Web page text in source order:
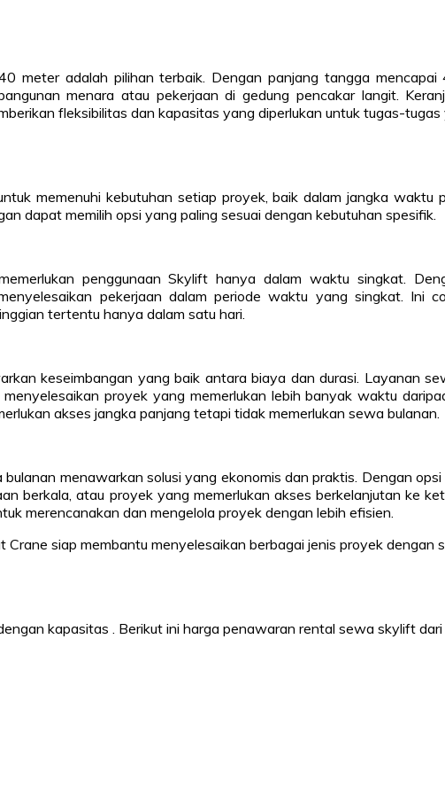
meter adalah pilihan terbaik. Dengan panjang tangga
menara atau pekerjaan di gedung pencakar langit.
fleksibilitas dan kapasitas yang diperlukan untuk tugas-
memenuhi kebutuhan setiap proyek, baik dalam jangka waktu
dapat memilih opsi yang paling sesuai dengan kebutuhan spesifik.
penggunaan Skylift hanya dalam waktu singkat.
pekerjaan dalam periode waktu yang singkat. Ini
tertentu hanya dalam satu hari.
keseimbangan yang baik antara biaya dan durasi. Layanan
proyek yang memerlukan lebih banyak waktu
akses jangka panjang tetapi tidak memerlukan sewa bulanan.
menawarkan solusi yang ekonomis dan praktis. Dengan
berkala, atau proyek yang memerlukan akses berkelanjutan ke
merencanakan dan mengelola proyek dengan lebih efisien.
siap membantu menyelesaikan berbagai jenis proyek dengan
kapasitas . Berikut ini harga penawaran rental sewa skylift